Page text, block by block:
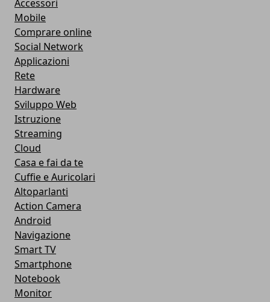
Accessori
Mobile
Comprare online
Social Network
Applicazioni
Rete
Hardware
Sviluppo Web
Istruzione
Streaming
Cloud
Casa e fai da te
Cuffie e Auricolari
Altoparlanti
Action Camera
Android
Navigazione
Smart TV
Smartphone
Notebook
Monitor